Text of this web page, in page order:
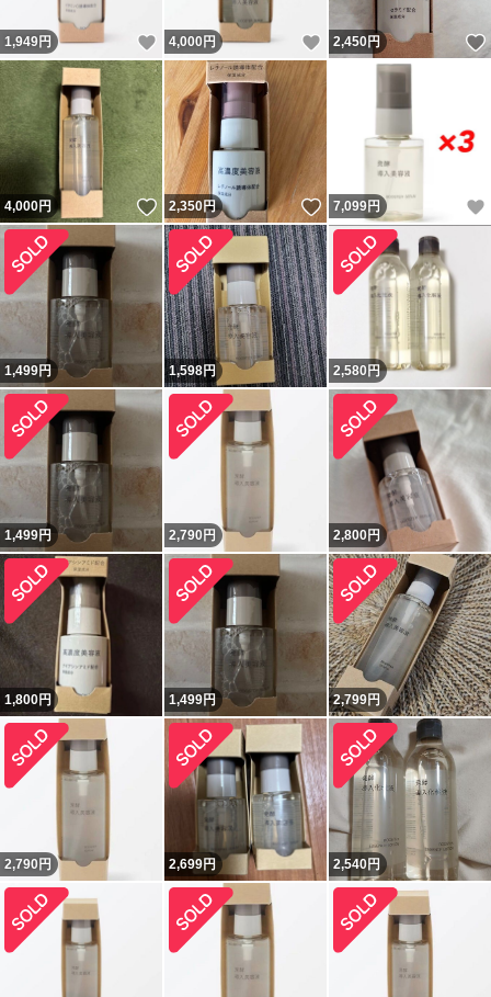
1,949円 いいね！
4,000 円 いいね！
2,450円
4,000円 いいね！
2,350円 いいね！
7,099円
1,499円 1,598円 2,580 円
1,499円 2,790 円 2,800円
1,800円 1,499円 2,799円
2,790 円 2,699円 2,540円